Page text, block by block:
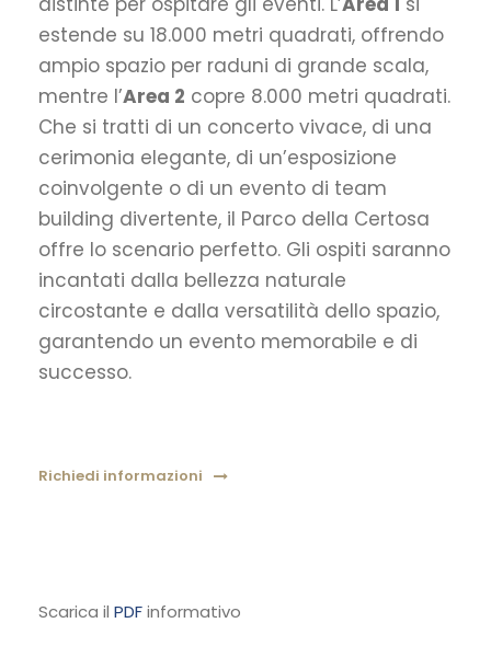
estende su 18.000 metri quadrati, offrendo
ampio spazio per raduni di grande scala,
mentre l’Area 2 copre 8.000 metri quadrati.
Che si tratti di un concerto vivace, di una
cerimonia elegante, di un’esposizione
coinvolgente o di un evento di team
building divertente, il Parco della Certosa
offre lo scenario perfetto. Gli ospiti saranno
incantati dalla bellezza naturale
circostante e dalla versatilità dello spazio,
garantendo un evento memorabile e di
successo.
Richiedi informazioni
Scarica il PDFinformativo